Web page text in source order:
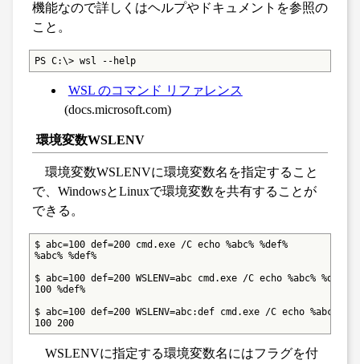
機能なので詳しくはヘルプやドキュメントを参照の
こと。
PS C:\> wsl --help
WSL のコマンド リファレンス
(docs.microsoft.com)
環境変数WSLENV
環境変数WSLENVに環境変数名を指定すること
で、WindowsとLinuxで環境変数を共有することが
できる。
$ abc=100 def=200 cmd.exe /C echo %abc% %def%
%abc% %def%
$ abc=100 def=200 WSLENV=abc cmd.exe /C echo %abc% %def%
100 %def%
$ abc=100 def=200 WSLENV=abc:def cmd.exe /C echo %abc%
100 200
WSLENVに指定する環境変数名にはフラグを付